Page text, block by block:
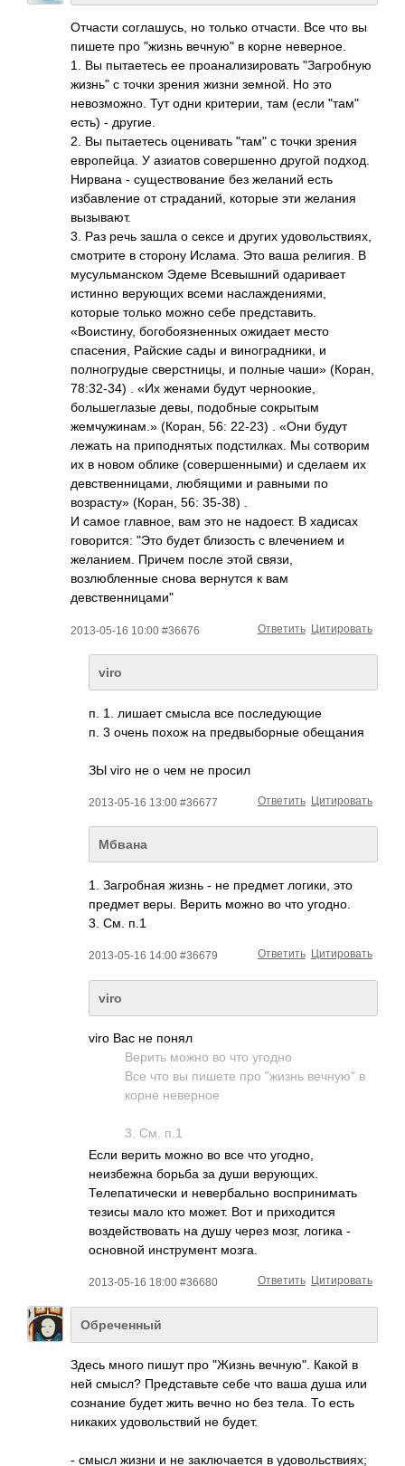
Отчасти соглашусь, но только отчасти. Все что вы
пишете про "жизнь вечную" в корне неверное.
1. Вы пытаетесь ее проанализировать "Загробную
жизнь" с точки зрения жизни земной. Но это
невозможно. Тут одни критерии, там (если "там"
есть) - другие.
2. Вы пытаетесь оценивать "там" с точки зрения
европейца. У азиатов совершенно другой подход.
Нирвана - существование без желаний есть
избавление от страданий, которые эти желания
вызывают.
3. Раз речь зашла о сексе и других удовольствиях,
смотрите в сторону Ислама. Это ваша религия. В
мусульманском Эдеме Всевышний одаривает
истинно верующих всеми наслаждениями,
которые только можно себе представить.
«Воистину, богобоязненных ожидает место
спасения, Райские сады и виноградники, и
полногрудые сверстницы, и полные чаши» (Коран,
78:32-34) . «Их женами будут черноокие,
большеглазые девы, подобные сокрытым
жемчужинам.» (Коран, 56: 22-23) . «Они будут
лежать на приподнятых подстилках. Мы сотворим
их в новом облике (совершенными) и сделаем их
девственницами, любящими и равными по
возрасту» (Коран, 56: 35-38) .
И самое главное, вам это не надоест. В хадисах
говорится: "Это будет близость с влечением и
желанием. Причем после этой связи,
возлюбленные снова вернутся к вам
девственницами"
2013-05-16 10:00 #36676 Цитировать
Ответить
viro
п. 1. лишает смысла все последующие
п. 3 очень похож на предвыборные обещания
ЗЫ viro не о чем не просил
2013-05-16 13:00 #36677 Цитировать
Ответить
Мбвана
1. Загробная жизнь - не предмет логики, это
предмет веры. Верить можно во что угодно.
3. См. п.1
2013-05-16 14:00 #36679 Цитировать
Ответить
viro
viro Вас не понял
Верить можно во что угодно
Все что вы пишете про "жизнь вечную" в
корне неверное
3. См. п.1
Если верить можно во все что угодно,
неизбежна борьба за души верующих.
Телепатически и невербально воспринимать
тезисы мало кто может. Вот и приходится
воздействовать на душу через мозг, логика -
основной инструмент мозга.
2013-05-16 18:00 #36680 Цитировать
Ответить
Обреченный
Здесь много пишут про "Жизнь вечную". Какой в
ней смысл? Представьте себе что ваша душа или
сознание будет жить вечно но без тела. То есть
никаких удовольствий не будет.
- смысл жизни и не заключается в удовольствиях;